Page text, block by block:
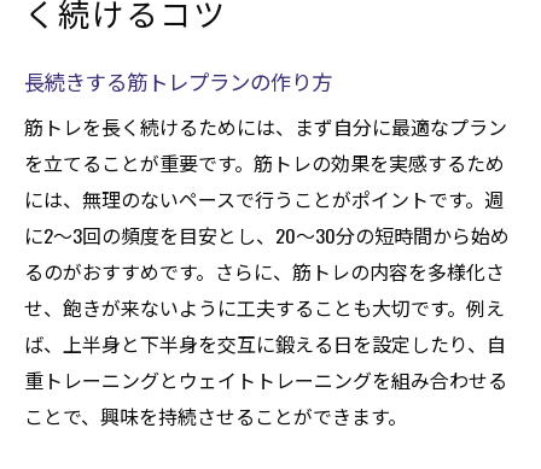
く続けるコツ
長続きする筋トレプランの作り方
筋トレを長く続けるためには、まず自分に最適なプラン
を立てることが重要です。筋トレの効果を実感するため
には、無理のないペースで行うことがポイントです。週
に2〜3回の頻度を目安とし、20〜30分の短時間から始め
るのがおすすめです。さらに、筋トレの内容を多様化さ
せ、飽きが来ないように工夫することも大切です。例え
ば、上半身と下半身を交互に鍛える日を設定したり、自
重トレーニングとウェイトトレーニングを組み合わせる
ことで、興味を持続させることができます。